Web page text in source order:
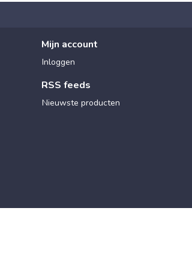
Mijn account
Inloggen
RSS feeds
Nieuwste producten